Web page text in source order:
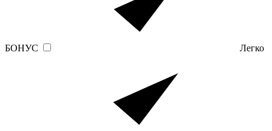
БОНУС Легко